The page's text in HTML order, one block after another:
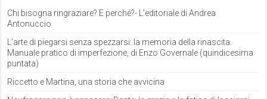
Chi bisogna ringraziare? E perché?- L’editoriale di Andrea
Antonuccio
L’arte di piegarsi senza spezzarsi: la memoria della rinascita.
Manuale pratico di imperfezione, di Enzo Governale (quindicesima
puntata)
Riccetto e Martina, una storia che avvicina